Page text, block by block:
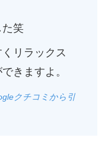
笑
リラックス
きますよ。
クチコミから引